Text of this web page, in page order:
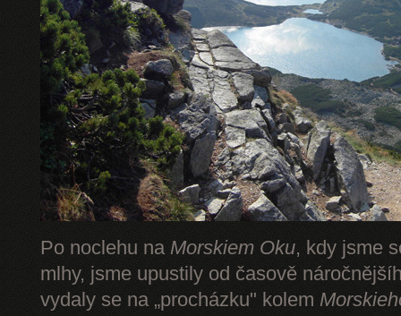
Po noclehu na Morskiem Oku, kdy jsme
mlhy, jsme upustily od časově
vydaly se na „procházku" kolem